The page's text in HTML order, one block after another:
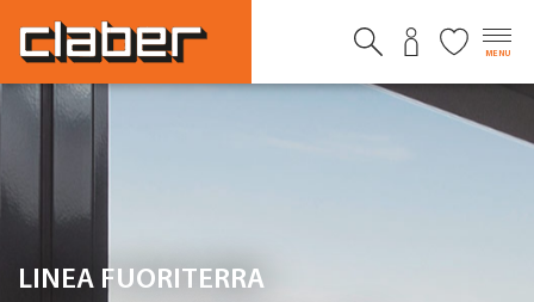
MENU
LINEA FUORITERRA